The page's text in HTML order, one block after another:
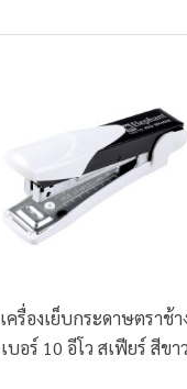
เครื่องเย็บกระดาษตราช้า
เบอร์ 10 อีโว สเฟียร์ สีขาว